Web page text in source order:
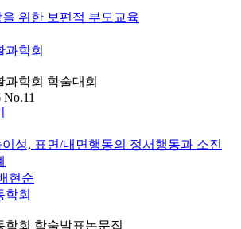
위한 보편적 부모교육
과학회
과학회 학술대회
No.11
성, 표면/내면행동의 정서행동과 소진
현순
학회
학회 학술발표논문집